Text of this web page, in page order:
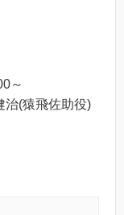
～
治(猿飛佐助役)